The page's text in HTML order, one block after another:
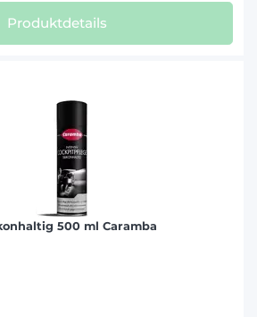
Produktdetails
500 ml Caramba